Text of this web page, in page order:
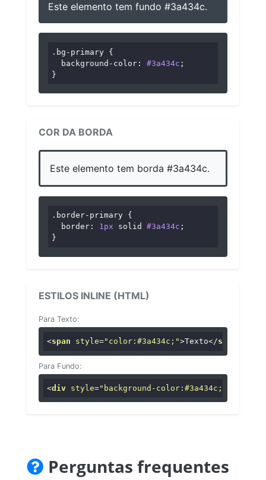
Este elemento tem fundo #3a434c.
.bg-primary {
background-color : #3a434c ;
}
COR DA BORDA
Este elemento tem borda #3a434c.
.border-primary {
border : 1px solid #3a434c ;
}
ESTILOS INLINE (HTML)
Para Texto:
<span style="color:#3a434c;">Texto</span
Para Fundo:
<div style="background-color:#3a434c;"
Perguntas frequentes